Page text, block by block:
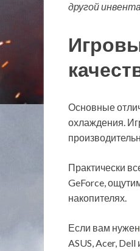
другой
Основные
охлаждения.
Практически
GeForce,
накопителях.
Если вам нужен
ASUS, Acer,